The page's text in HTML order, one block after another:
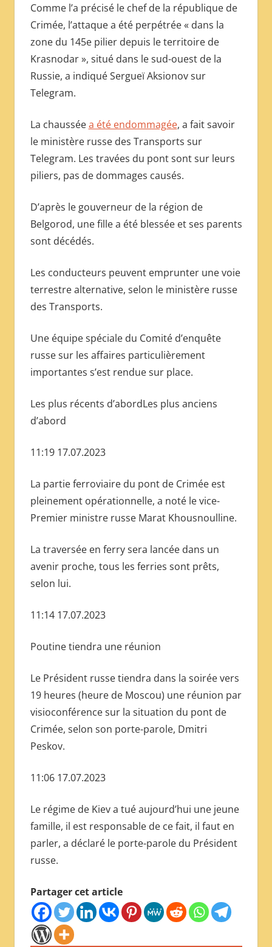
Comme l’a précisé le chef de la république de
Crimée, l’attaque a été perpétrée « dans la
zone du 145e pilier depuis le territoire de
Krasnodar », situé dans le sud-ouest de la
Russie, a indiqué Sergueï Aksionov sur
Telegram.
La chausséea été endommagée, a fait savoir
le ministère russe des Transports sur
Telegram. Les travées du pont sont sur leurs
piliers, pas de dommages causés.
D’après le gouverneur de la région de
Belgorod, une fille a été blessée et ses parents
sont décédés.
Les conducteurs peuvent emprunter une voie
terrestre alternative, selon le ministère russe
des Transports.
Une équipe spéciale du Comité d’enquête
russe sur les affaires particulièrement
importantes s’est rendue sur place.
Les plus récents d’abordLes plus anciens
d’abord
11:19 17.07.2023
La partie ferroviaire du pont de Crimée est
pleinement opérationnelle, a noté le vice-
Premier ministre russe Marat Khousnoulline.
La traversée en ferry sera lancée dans un
avenir proche, tous les ferries sont prêts,
selon lui.
11:14 17.07.2023
Poutine tiendra une réunion
Le Président russe tiendra dans la soirée vers
19 heures (heure de Moscou) une réunion par
visioconférence sur la situation du pont de
Crimée, selon son porte-parole, Dmitri
Peskov.
11:06 17.07.2023
Le régime de Kiev a tué aujourd’hui une jeune
famille, il est responsable de ce fait, il faut en
parler, a déclaré le porte-parole du Président
russe.
Partager cet article